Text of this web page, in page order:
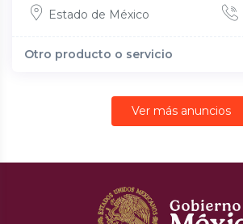
Estado de México
Otro producto o servicio
Ver más anuncios